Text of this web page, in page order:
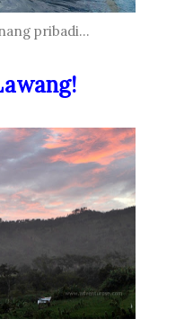
pribadi...